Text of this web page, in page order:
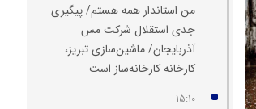
من استاندار همه هستم/ پیگیری
جدی استقلال شرکت مس
آذربایجان/ ماشین‌سازی تبریز،
کارخانه کارخانه‌ساز است
15:10